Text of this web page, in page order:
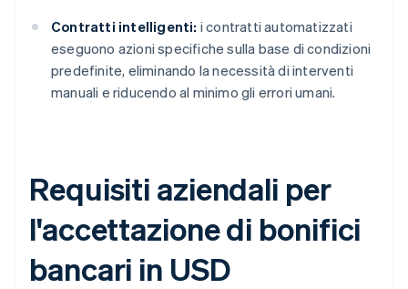
Contratti intelligenti: i contratti automatizzati
eseguono azioni specifiche sulla base di condizioni
predefinite, eliminando la necessità di interventi
manuali e riducendo al minimo gli errori umani.
Requisiti aziendali per
l'accettazione di bonifici
bancari in USD